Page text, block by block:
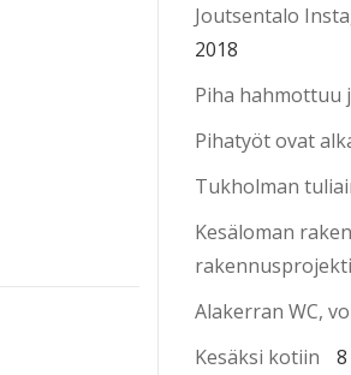
Joutsentalo
2018
Piha hahmottuu
Pihatyöt ovat
Tukholman
Kesäloman
rakennusprojekti
Alakerran WC,
Kesäksi kotiin